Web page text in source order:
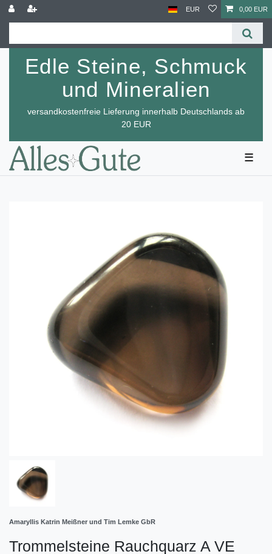
EUR 0,00 EUR
Edle Steine, Schmuck
und Mineralien
versandkostenfreie Lieferung innerhalb Deutschlands ab
20 EUR
☰
Amaryllis Katrin Meißner und Tim Lemke GbR
Trommelsteine Rauchquarz A VE